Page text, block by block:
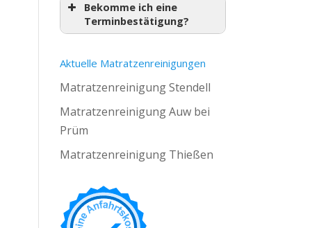
Bekomme ich eine
Terminbestätigung?
Aktuelle Matratzenreinigungen
Matratzenreinigung Stendell
Matratzenreinigung Auw bei
Prüm
Matratzenreinigung Thießen